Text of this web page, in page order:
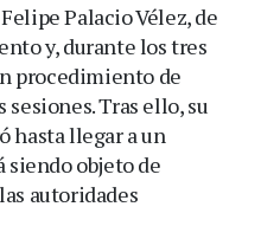
Palacio Vélez, de
y, durante los tres
procedimiento de
Tras ello, su
hasta llegar a un
siendo objeto de
autoridades